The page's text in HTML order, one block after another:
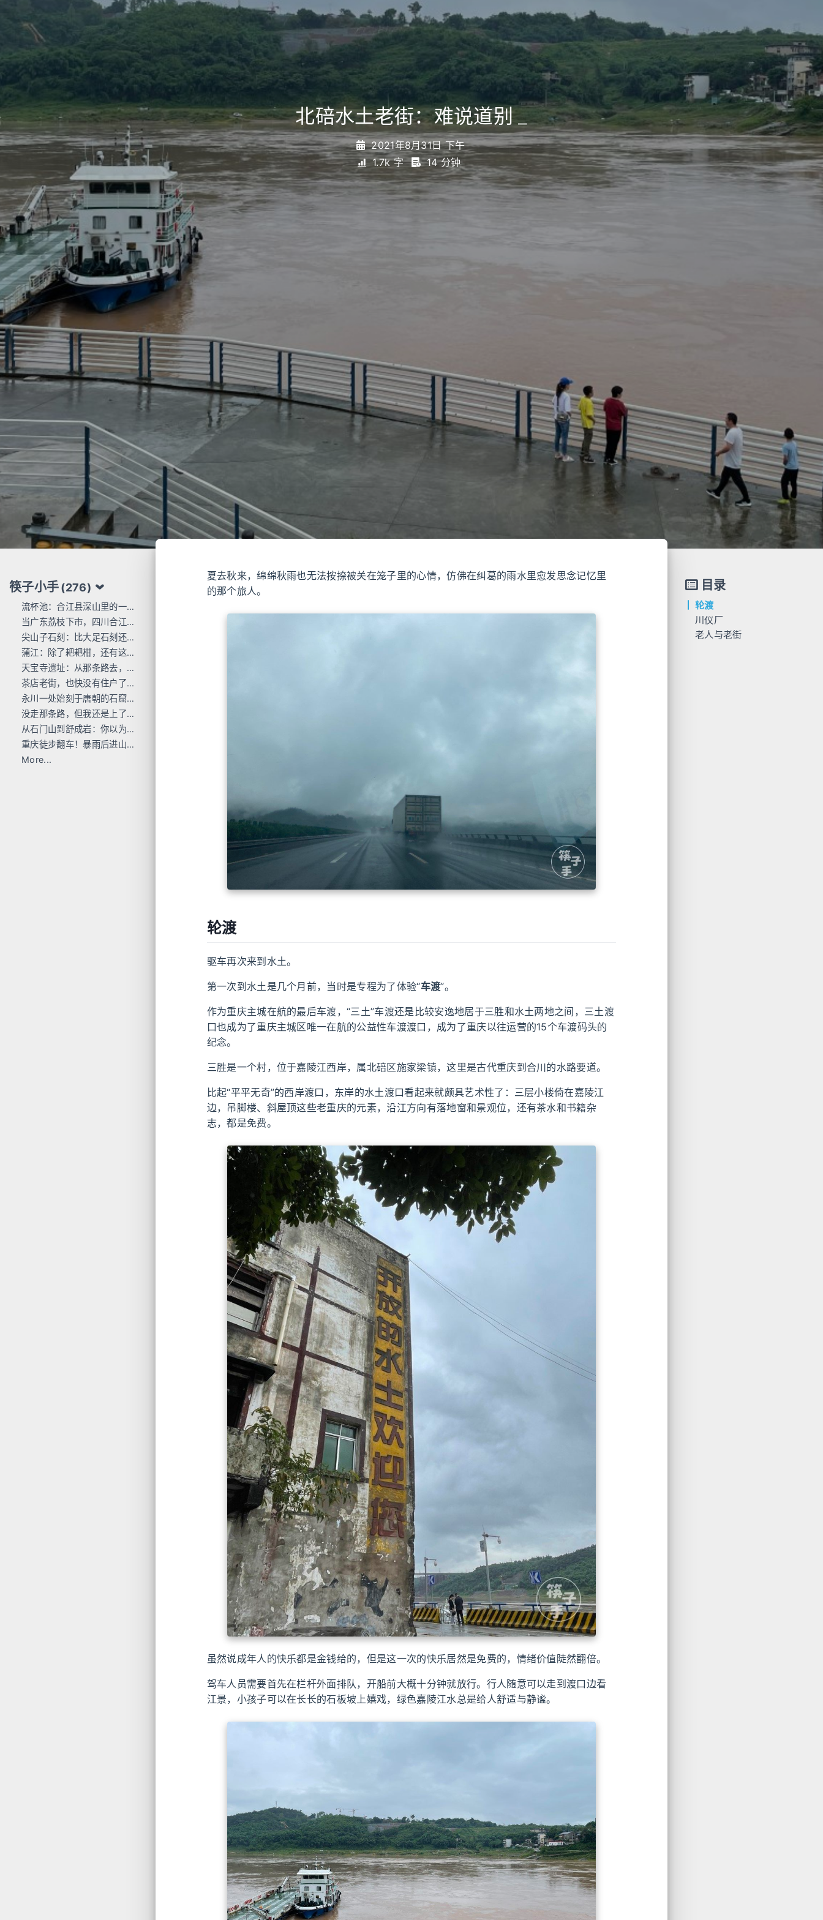
北碚水土老街：难说道别_
2021年8月31日 下午
1.7k 字
14 分钟
筷子小手(276)
流杯池：合江县深山里的一行东洋刻痕
当广东荔枝下市，四川合江的才刚红透
尖山子石刻：比大足石刻还早300年
蒲江：除了耙耙柑，还有这么多唐宋石刻
天宝寺遗址：从那条路去，过这座桥来
茶店老街，也快没有住户了...
永川一处始刻于唐朝的石窟，人不多 值得去
没走那条路，但我还是上了巴岳山
从石门山到舒成岩：你以为去过宝顶山就是全部的大足石刻了吗？
重庆徒步翻车！暴雨后进山，差点栽在这座小山里
More...
夏去秋来，绵绵秋雨也无法按捺被关在笼子里的心情，仿佛在纠葛的雨水里愈发思念记忆里
的那个旅人。
轮渡
驱车再次来到水土。
第一次到水土是几个月前，当时是专程为了体验“车渡”。
作为重庆主城在航的最后车渡，“三土”车渡还是比较安逸地居于三胜和水土两地之间，三土渡
口也成为了重庆主城区唯一在航的公益性车渡渡口，成为了重庆以往运营的15个车渡码头的
纪念。
三胜是一个村，位于嘉陵江西岸，属北碚区施家梁镇，这里是古代重庆到合川的水路要道。
比起“平平无奇”的西岸渡口，东岸的水土渡口看起来就颇具艺术性了：三层小楼倚在嘉陵江
边，吊脚楼、斜屋顶这些老重庆的元素，沿江方向有落地窗和景观位，还有茶水和书籍杂
志，都是免费。
虽然说成年人的快乐都是金钱给的，但是这一次的快乐居然是免费的，情绪价值陡然翻倍。
驾车人员需要首先在栏杆外面排队，开船前大概十分钟就放行。行人随意可以走到渡口边看
江景，小孩子可以在长长的石板坡上嬉戏，绿色嘉陵江水总是给人舒适与静谧。
目录
轮渡
川仪厂
老人与老街